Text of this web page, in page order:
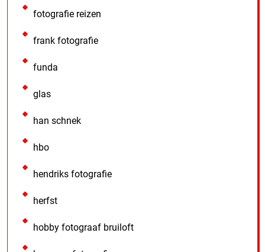
fotografie reizen
frank fotografie
funda
glas
han schnek
hbo
hendriks fotografie
herfst
hobby fotograaf bruiloft